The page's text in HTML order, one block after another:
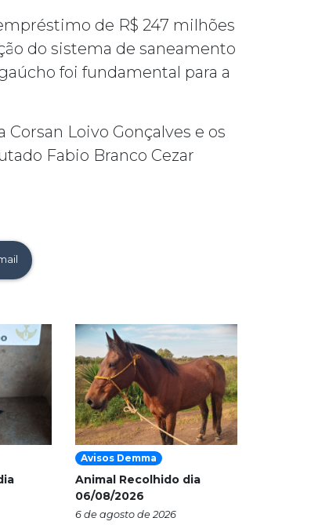
de R$ 247 milhões
do sistema de saneamento
foi fundamental para a
Loivo Gonçalves e os
Fabio Branco Cezar
Avisos Demma
Animal Recolhido dia
06/08/2026
6 de agosto de 2026